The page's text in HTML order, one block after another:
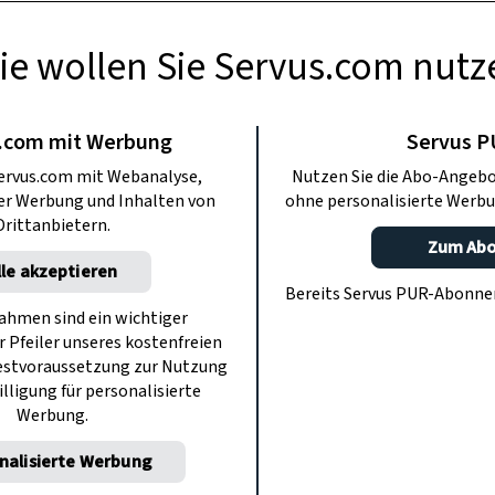
vom Bio-
Rohrauer
aus Lackendorf Imker. Und schon
ein. Jetzt serviert uns Junior
nach Art des Hauses.
wollen Sie Servus.com
mit Werbung
mit Webanalyse,
Werbung und Inhalten von
akzeptieren
sind ein wichtiger
unseres kostenfreien
zur Nutzung
für personalisierte
Werbung.
Werbung
Servus
Nutzen Sie die Abo-
ohne personalisierte
Zum
Bereits Servus PUR-